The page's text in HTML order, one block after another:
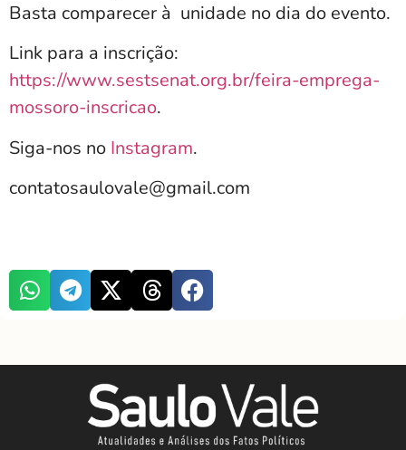
Basta comparecer à unidade no dia do evento.
Link para a inscrição:
https://www.sestsenat.org.br/feira-emprega-
mossoro-inscricao.
Siga-nos no Instagram.
contatosaulovale@gmail.com